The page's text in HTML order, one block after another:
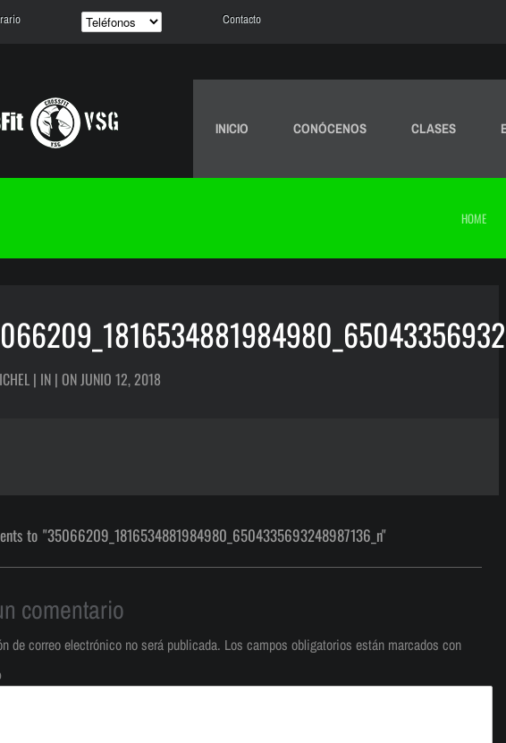
Contacto
INICIO CONÓCENOS CLASES
HOME
| IN | ON JUNIO 12, 2018
to "35066209_1816534881984980_6504335693248987136_n"
comentario
de correo electrónico no será publicada. Los campos obligatorios están marcados con